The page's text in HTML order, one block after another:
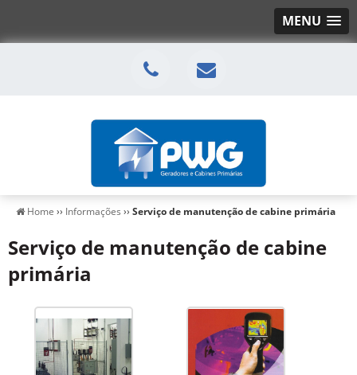
MENU
Home ›› Informações ›› Serviço de manutenção de cabine primária
Serviço de manutenção de cabine
primária